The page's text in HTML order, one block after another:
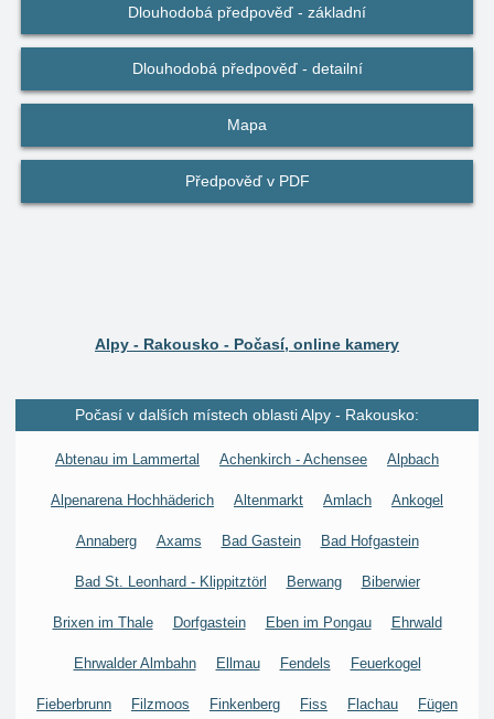
Dlouhodobá předpověď - základní
Dlouhodobá předpověď - detailní
Mapa
Předpověď v PDF
Alpy - Rakousko - Počasí, online kamery
Počasí v dalších místech oblasti Alpy - Rakousko:
Abtenau im Lammertal Achenkirch - Achensee Alpbach
Alpenarena Hochhäderich Altenmarkt Amlach Ankogel
Annaberg Axams Bad Gastein Bad Hofgastein
Bad St. Leonhard - Klippitztörl Berwang Biberwier
Brixen im Thale Dorfgastein Eben im Pongau Ehrwald
Ehrwalder Almbahn Ellmau Fendels Feuerkogel
Fieberbrunn Filzmoos Finkenberg Fiss Flachau Fügen